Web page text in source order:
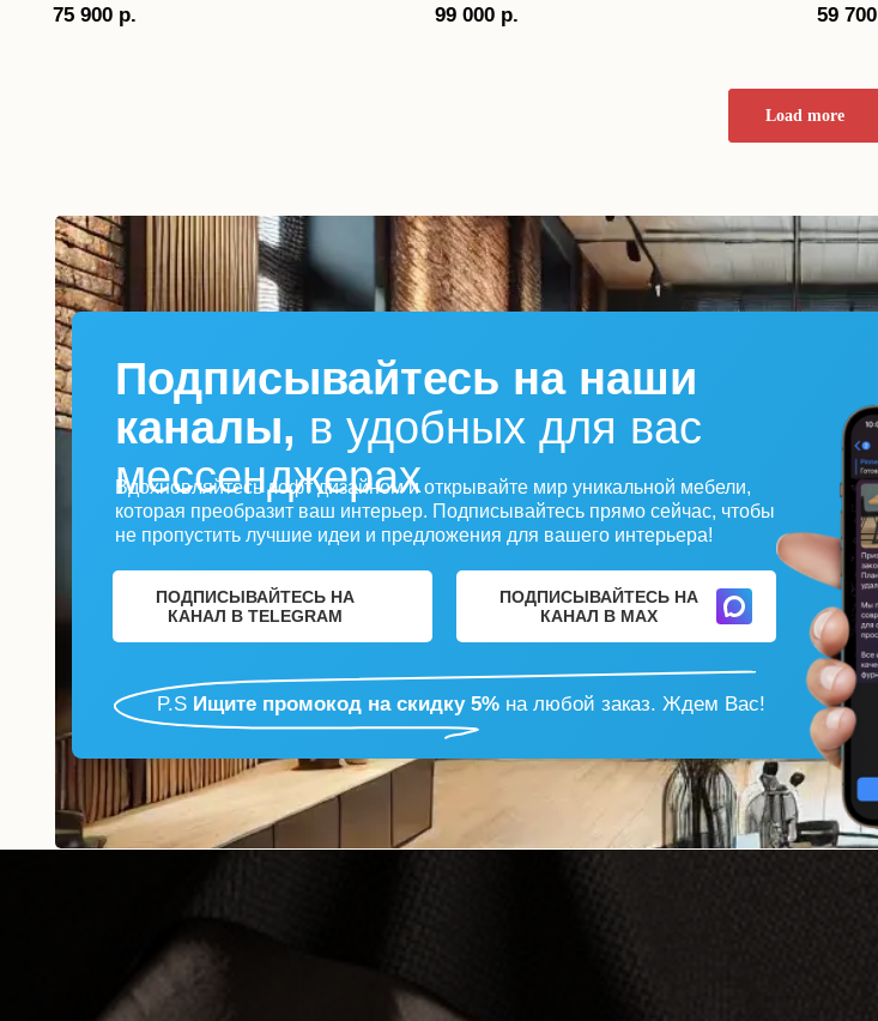
75 900 р.
99 000 р.
59 700
Load more
Подписывайтесь на наши
каналы, в удобных для вас
мессенджерах
Вдохновляйтесь лофт дизайном и открывайте мир уникальной мебели,
которая преобразит ваш интерьер. Подписывайтесь прямо сейчас, чтобы
не пропустить лучшие идеи и предложения для вашего интерьера!
P.S Ищите промокод на скидку 5% на любой заказ. Ждем Вас!
ПОДПИСЫВАЙТЕСЬ НА
КАНАЛ В TELEGRAM
ПОДПИСЫВАЙТЕСЬ НА
КАНАЛ В MAX